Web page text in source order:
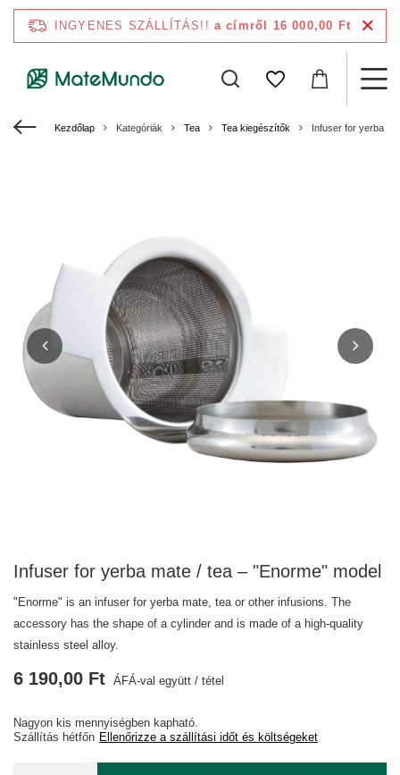
INGYENES SZÁLLÍTÁS!! a címről 16 000,00 Ft
Kezdőlap Kategóriák Tea Tea kiegészítők Infuser for yerba
Infuser for yerba mate / tea – "Enorme" model
"Enorme" is an infuser for yerba mate, tea or other infusions. The
accessory has the shape of a cylinder and is made of a high-quality
stainless steel alloy.
Nagyon kis mennyiségben kapható
Szállítás hétfőn Ellenőrizze a szállítási időt és költségeket
6 190,00 Ft ÁFÁ-val együtt / tétel